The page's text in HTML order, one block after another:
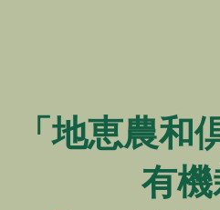
「地恵農
有